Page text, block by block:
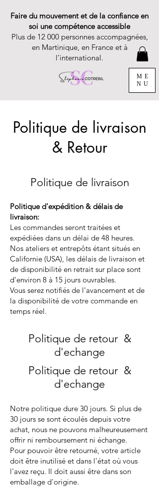
Faire du mouvement et de la confiance en
soi une compétence accessible
Plus de 12 000 personnes accompagnées,
en Martinique, en France et à
l’international.
ME
NU
Politique de livraison
& Retour
Politique de livraison
Politique d'expédition & délais de
livraison:
Les commandes seront traitées et
expédiées dans un délai de 48 heures.
Nos ateliers et entrepôts étant situés en
Californie (USA), les délais de livraison et
de disponibilité en retrait sur place sont
d'environ 8 à 15 jours ouvrables.
Vous serez notifiés de l'avancement et de
la disponibilité de votre commande en
temps réel.
Politique de retour &
d'echange
Politique de retour &
d'echange
Notre politique dure 30 jours. Si plus de
30 jours se sont écoulés depuis votre
achat, nous ne pouvons malheureusement
offrir ni remboursement ni échange.
Pour pouvoir être retourné, votre article
doit être inutilisé et dans l'état où vous
l'avez reçu. Il doit aussi être dans son
emballage d'origine.